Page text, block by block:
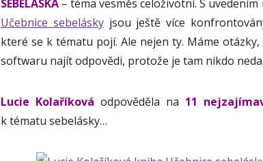
SEBELÁSKA – téma vesměs celoživotní. S uvedením
Učebnice sebeláskyjsou ještě více
které se k tématu pojí. Ale nejen ty. Máme
softwaru najít odpovědi, protože je tam nikdo
Lucie Kolaříková odpověděla na 11
k tématu sebelásky…